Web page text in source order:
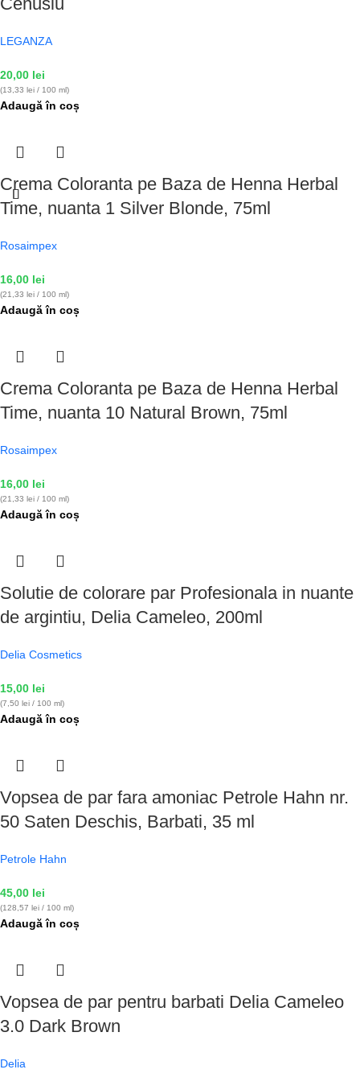
LEGANZA
20,00 lei
(13,33 lei / 100 ml)
Adaugă în coș
Crema Coloranta pe Baza de Henna Herbal
Time, nuanta 1 Silver Blonde, 75ml
Rosaimpex
16,00 lei
(21,33 lei / 100 ml)
Adaugă în coș
Crema Coloranta pe Baza de Henna Herbal
Time, nuanta 10 Natural Brown, 75ml
Rosaimpex
16,00 lei
(21,33 lei / 100 ml)
Adaugă în coș
Solutie de colorare par Profesionala in nuante
de argintiu, Delia Cameleo, 200ml
Delia Cosmetics
15,00 lei
(7,50 lei / 100 ml)
Adaugă în coș
Vopsea de par fara amoniac Petrole Hahn nr.
50 Saten Deschis, Barbati, 35 ml
Petrole Hahn
45,00 lei
(128,57 lei / 100 ml)
Adaugă în coș
Vopsea de par pentru barbati Delia Cameleo
3.0 Dark Brown
Delia